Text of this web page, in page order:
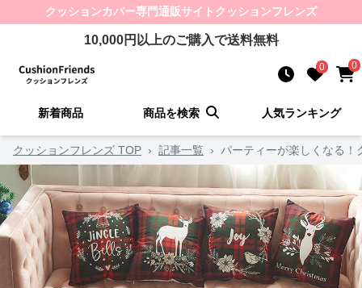
クッションカバー専門通販サイト クッションフレンズ
10,000円以上のご購入で送料無料
0 0
新着商品 商品を検索 人気ランキング
クッションフレンズ TOP › 記事一覧 › パーティーが楽しくなる